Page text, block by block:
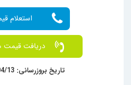
تاریخ بروزرسانی: 1405/04/13
دریافت قیمت